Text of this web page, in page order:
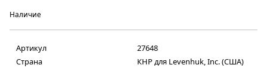
Наличие
Артикул
27648
Страна
КНР для Levenhuk, Inc. (США)